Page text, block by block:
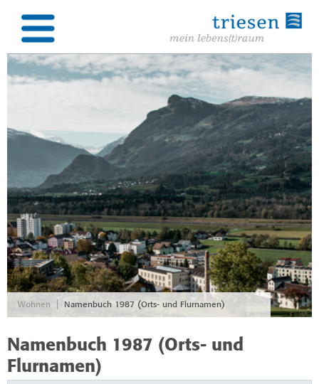
Wohnen Namenbuch 1987 (Orts- und Flurnamen)
Namenbuch 1987 (Orts- und
Flurnamen)